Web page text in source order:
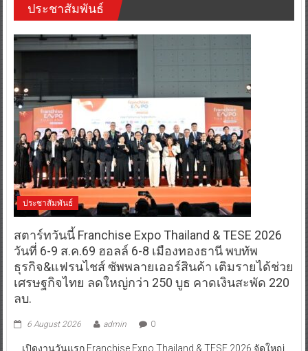
ประชาสัมพันธ์
ประชาสัมพันธ์
สตาร์ทวันนี้ Franchise Expo Thailand & TESE 2026
วันที่ 6-9 ส.ค.69 ฮอลล์ 6-8 เมืองทองธานี พบทัพ
ธุรกิจ&แฟรนไชส์ ซัพพลายเออร์สินค้า เติมรายได้ช่วย
เศรษฐกิจไทย ลดใหญ่กว่า 250 บูธ คาดเงินสะพัด 220
ลบ.
6 August 2026 admin 0
เปิดงานวันแรก Franchise Expo Thailand & TESE 2026 จัดใหญ่